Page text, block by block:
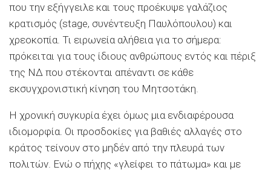
που την εξήγγειλε και τους προέκυψε γαλάζιος
κρατισμός (stage, συνέντευξη Παυλόπουλου) και
χρεοκοπία. Τι ειρωνεία αλήθεια για το σήμερα:
πρόκειται για τους ίδιους ανθρώπους εντός και πέριξ
της ΝΔ που στέκονται απέναντι σε κάθε
εκσυγχρονιστική κίνηση του Μητσοτάκη.
Η χρονική συγκυρία έχει όμως μια ενδιαφέρουσα
ιδιομορφία. Οι προσδοκίες για βαθιές αλλαγές στο
κράτος τείνουν στο μηδέν από την πλευρά των
πολιτών. Ενώ ο πήχης «γλείφει το πάτωμα» και με